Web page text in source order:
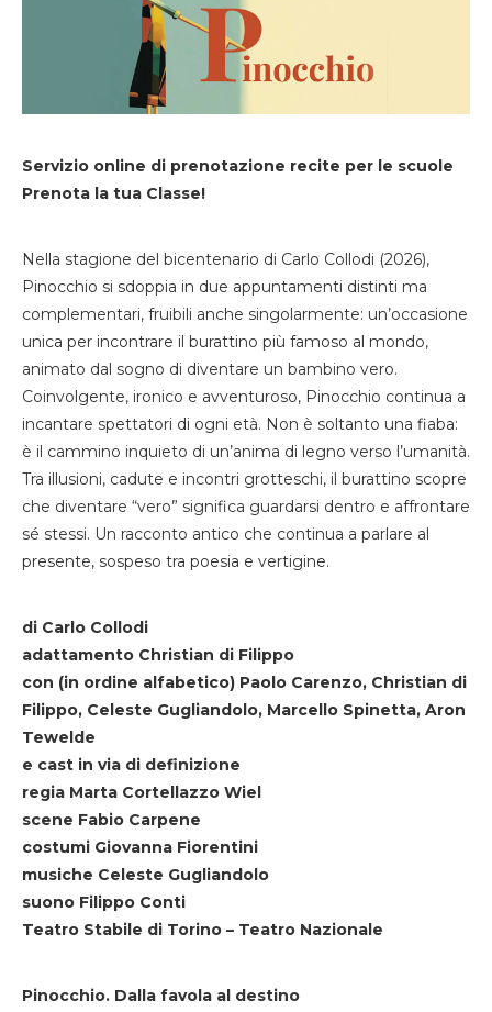
Servizio online di prenotazione recite per le scuole
Prenota la tua Classe!
Nella stagione del bicentenario di Carlo Collodi (2026),
Pinocchio si sdoppia in due appuntamenti distinti ma
complementari, fruibili anche singolarmente: un’occasione
unica per incontrare il burattino più famoso al mondo,
animato dal sogno di diventare un bambino vero.
Coinvolgente, ironico e avventuroso, Pinocchio continua a
incantare spettatori di ogni età. Non è soltanto una fiaba:
è il cammino inquieto di un’anima di legno verso l’umanità.
Tra illusioni, cadute e incontri grotteschi, il burattino scopre
che diventare “vero” significa guardarsi dentro e affrontare
sé stessi. Un racconto antico che continua a parlare al
presente, sospeso tra poesia e vertigine.
di Carlo Collodi
adattamento Christian di Filippo
con (in ordine alfabetico) Paolo Carenzo, Christian di
Filippo, Celeste Gugliandolo, Marcello Spinetta, Aron
Tewelde
e cast in via di definizione
regia Marta Cortellazzo Wiel
scene Fabio Carpene
costumi Giovanna Fiorentini
musiche Celeste Gugliandolo
suono Filippo Conti
Teatro Stabile di Torino – Teatro Nazionale
Pinocchio. Dalla favola al destino